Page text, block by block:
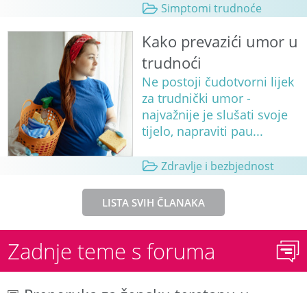
Simptomi trudnoće
Kako prevazići umor u
trudnoći
Ne postoji čudotvorni lijek
za trudnički umor -
najvažnije je slušati svoje
tijelo, napraviti pau...
Zdravlje i bezbjednost
LISTA SVIH ČLANAKA
Zadnje teme s foruma